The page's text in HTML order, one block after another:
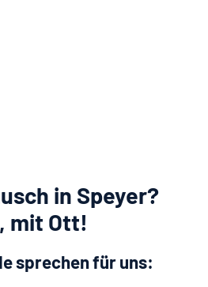
in Speyer?
mit Ott!
sprechen für uns: